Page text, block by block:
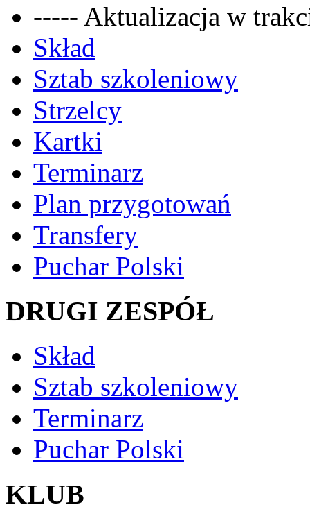
----- Aktualizacja w
Skład
Sztab szkoleniowy
Strzelcy
Kartki
Terminarz
Plan przygotowań
Transfery
Puchar Polski
DRUGI ZESPÓŁ
Skład
Sztab szkoleniowy
Terminarz
Puchar Polski
KLUB